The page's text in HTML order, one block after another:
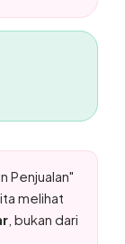
Penjualan"
melihat
, bukan dari